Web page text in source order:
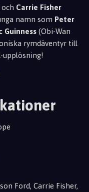
Carrie Fisher
namn som Peter
Guinness (Obi-Wan
rymdäventyr till
upplösning!
Ford, Carrie Fisher,